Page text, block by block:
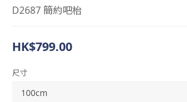
D2687 簡約吧枱
HK$799.00
尺寸